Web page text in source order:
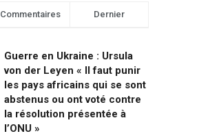
Commentaires Dernier
Guerre en Ukraine : Ursula
von der Leyen « Il faut punir
les pays africains qui se sont
abstenus ou ont voté contre
la résolution présentée à
l’ONU »